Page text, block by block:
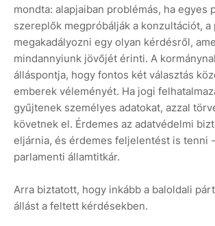
mondta: alapjaiban problémás, ha egyes
szereplők megpróbálják a konzultációt, a
megakadályozni egy olyan kérdésről,
mindannyiunk jövőjét érinti. A
álláspontja, hogy fontos két választás
emberek véleményét. Ha jogi
gyűjtenek személyes adatokat, azzal
követnek el. Érdemes az adatvédelmi
eljárnia, és érdemes feljelentést is tenni
parlamenti államtitkár.
Arra biztatott, hogy inkább a baloldali
állást a feltett kérdésekben.